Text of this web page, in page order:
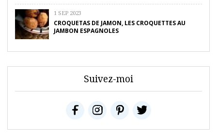
1 SEP 2023
CROQUETAS DE JAMON, LES CROQUETTES AU
JAMBON ESPAGNOLES
Suivez-moi